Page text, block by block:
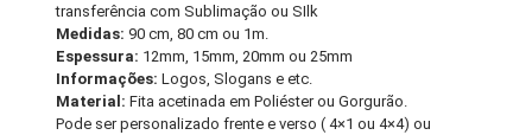
transferência com Sublimação ou SIlk
Medidas: 90 cm, 80 cm ou 1m.
Espessura: 12mm, 15mm, 20mm ou 25mm
Informações:Logos, Slogans e etc.
Material: Fita acetinada em Poliéster ou Gorgurão.
Pode ser personalizado frente e verso ( 4×1 ou 4×4) ou